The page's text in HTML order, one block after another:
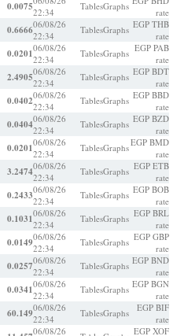
0.007522:34
TablesGraphs
rate
0.666606/08/26
22:34
TablesGraphs EGP THB
rate
0.020106/08/26
22:34
TablesGraphs EGP PAB
rate
2.490506/08/26
22:34
TablesGraphs EGP BDT
rate
0.040206/08/26
22:34
TablesGraphs EGP BBD
rate
0.040406/08/26
22:34
TablesGraphs EGP BZD
rate
0.020106/08/26
22:34
TablesGraphsEGP BMD
rate
3.247406/08/26
22:34
TablesGraphs EGP ETB
rate
0.243306/08/26
22:34
TablesGraphs EGP BOB
rate
0.103106/08/26
22:34
TablesGraphs EGP BRL
rate
0.014906/08/26
22:34
TablesGraphs EGP GBP
rate
0.025706/08/26
22:34
TablesGraphs EGP BND
rate
0.034106/08/26
22:34
TablesGraphs EGP BGN
rate
60.14906/08/26
22:34
TablesGraphs
EGP BIF
rate
06/08/26
EGP XOF